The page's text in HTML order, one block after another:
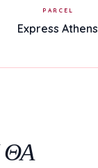
PARCEL
Express Athens